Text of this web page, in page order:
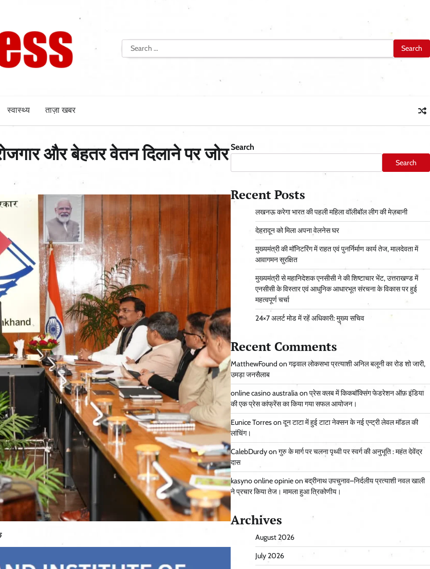
Search
for:
स्वास्थ्य ताज़ा खबर
और बेहतर वेतन दिलाने पर जोर Search
Search
Recent Posts
लखनऊ करेगा भारत की पहली महिला वॉलीबॉल लीग की मेज़बानी
देहरादून को मिला अपना वेलनेस घर
मुख्यमंत्री की मॉनिटरिंग में राहत एवं पुनर्निर्माण कार्य तेज, मालदेवता में
आवागमन सुरक्षित
मुख्यमंत्री से महानिदेशक एनसीसी ने की शिष्टाचार भेंट, उत्तराखण्ड में
एनसीसी के विस्तार एवं आधुनिक आधारभूत संरचना के विकास पर हुई
महत्वपूर्ण चर्चा
24×7 अलर्ट मोड में रहें अधिकारी: मुख्य सचिव
Recent Comments
MatthewFound onगढ़वाल लोकसभा प्रत्याशी अनिल बलूनी का रोड शो जारी,
उमड़ा जनसैलाब
online casino australiaonप्रेस क्लब में किकबॉक्सिंग फेडरेशन ऑफ़ इंडिया
की एक प्रेस कांफ्रेंस का किया गया सफल आयोजन।
Eunice Torresonदून टाटा में हुई टाटा नेक्सन के नई एन्ट्री लेवल मॉडल की
लांचिंग।
CalebDurdyonगुरु के मार्ग पर चलना पृथ्वी पर स्वर्ग की अनुभूति : महंत देवेंद्र
दास
kasyno online opinieonबद्रीनाथ उपचुनाव–निर्दलीय प्रत्याशी नवल खाली
ने प्रचार किया तेज। मामला हुआ त्रिकोणीय।
Archives
August 2026
July 2026